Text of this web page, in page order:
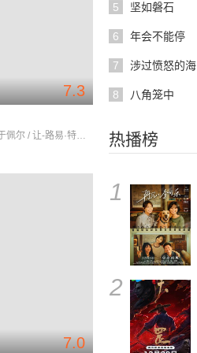
5 坚如磐石
6 年会不能停
7 涉过愤怒的海
8 八角笼中
热播榜
1
2
7.3
伊莎贝尔·于佩尔 / 让-路易·特兰蒂尼昂 / 马修·卡索维茨
7.0